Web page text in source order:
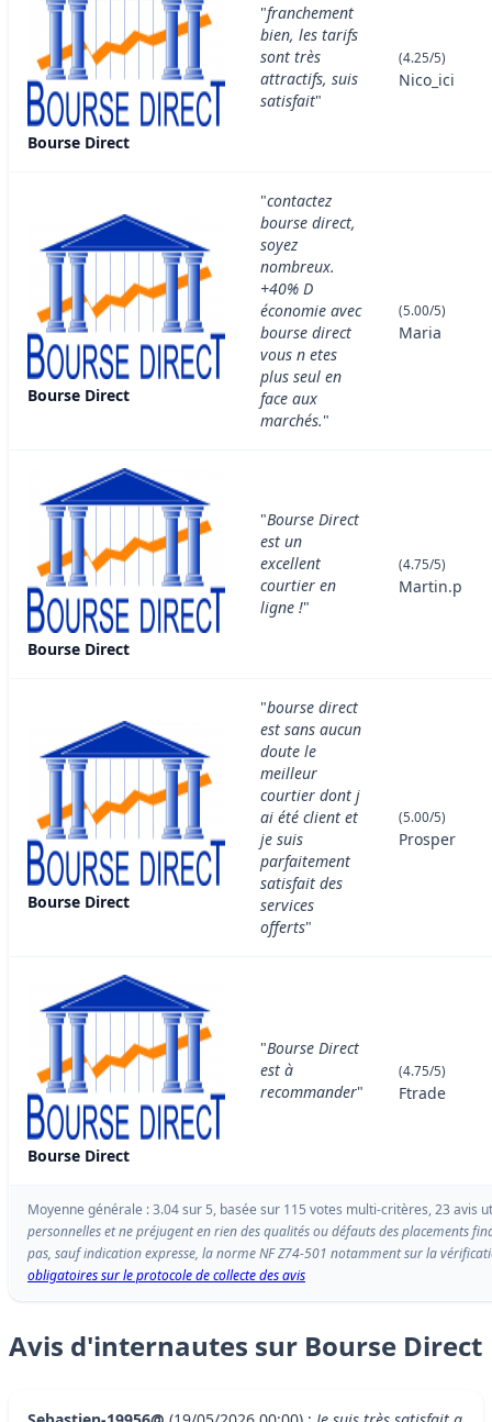
Bourse Direct
"franchement
bien, les tarifs
sont très
attractifs, suis
satisfait"
(4.25/5)
Nico_ici
Bourse Direct
"contactez
bourse direct,
soyez
nombreux.
+40% D
économie avec
bourse direct
vous n etes
plus seul en
face aux
marchés."
(5.00/5)
Maria
Bourse Direct
"Bourse Direct
est un
excellent
courtier en
ligne !"
(4.75/5)
Martin.p
Bourse Direct
"bourse direct
est sans aucun
doute le
meilleur
courtier dont j
ai été client et
je suis
parfaitement
satisfait des
services
offerts"
(5.00/5)
Prosper
Bourse Direct
"Bourse Direct
est à
recommander"
(4.75/5)
Ftrade
Moyenne générale : 3.04 sur 5, basée sur 115 votes multi-critères, 23 avis
personnelles et ne préjugent en rien des qualités ou défauts des placements
pas, sauf indication expresse, la norme NF Z74-501 notamment sur la
obligatoires sur le protocole de collecte des avis
Avis d'internautes sur Bourse Direct